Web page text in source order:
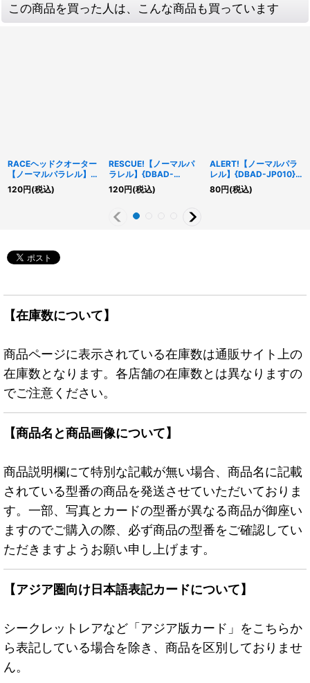
この商品を買った人は、こんな商品も買っています
RACEヘッドクオーター
【ノーマルパラレル】
{DBAD-JP008}《魔
法》
120円(税込)
RESCUE!【ノーマルパ
ラレル】{DBAD-
JP009}《魔法》
120円(税込)
ALERT!【ノーマルパラ
レル】{DBAD-JP010}
《魔法》
80円(税込)
【在庫数について】
商品ページに表示されている在庫数は通販サイト上の
在庫数となります。各店舗の在庫数とは異なりますの
でご注意ください。
【商品名と商品画像について】
商品説明欄にて特別な記載が無い場合、商品名に記載
されている型番の商品を発送させていただいておりま
す。一部、写真とカードの型番が異なる商品が御座い
ますのでご購入の際、必ず商品の型番をご確認してい
ただきますようお願い申し上げます。
【アジア圏向け日本語表記カードについて】
シークレットレアなど「アジア版カード」をこちらか
ら表記している場合を除き、商品を区別しておりませ
ん。